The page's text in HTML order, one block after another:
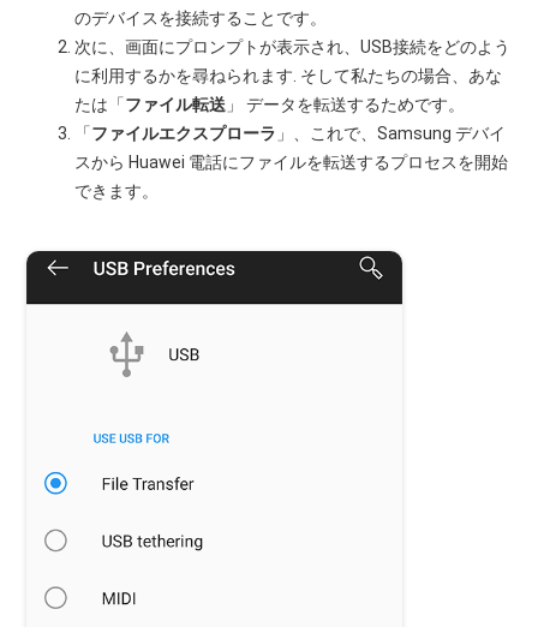
のデバイスを接続することです。
次に、画面にプロンプ​​トが表示され、USB接続をどのよう
に利用するかを尋ねられます. そして私たちの場合、あな
たは「ファイル転送 」 データを転送するためです。
「ファイルエクスプローラ 」、これで、Samsung デバイ
スから Huawei 電話にファイルを転送するプロセスを開始
できます。